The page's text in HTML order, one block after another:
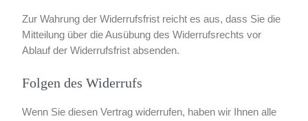
Zur Wahrung der Widerrufsfrist reicht es aus, dass Sie die
Mitteilung über die Ausübung des Widerrufsrechts vor
Ablauf der Widerrufsfrist absenden.
Folgen des Widerrufs
Wenn Sie diesen Vertrag widerrufen, haben wir Ihnen alle